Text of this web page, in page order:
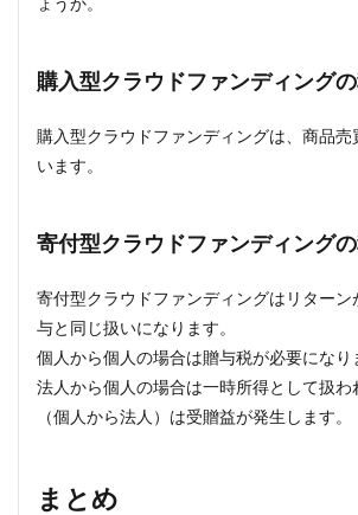
購入型クラウドファンディング
購入型クラウドファンディングは、商品売
います。
寄付型クラウドファンディング
寄付型クラウドファンディングはリター
与と同じ扱いになります。
個人から個人の場合は贈与税が必要になり
法人から個人の場合は一時所得として扱わ
（個人から法人）は受贈益が発生します。
まとめ